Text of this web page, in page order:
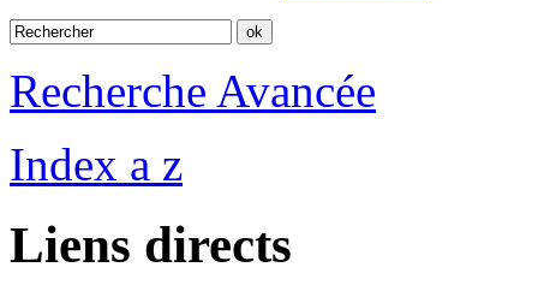
Recherche Avancée
Index a z
Liens directs